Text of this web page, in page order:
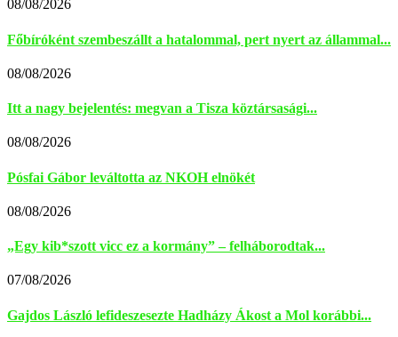
08/08/2026
Főbíróként szembeszállt a hatalommal, pert nyert az állammal...
08/08/2026
Itt a nagy bejelentés: megvan a Tisza köztársasági...
08/08/2026
Pósfai Gábor leváltotta az NKOH elnökét
08/08/2026
„Egy kib*szott vicc ez a kormány” – felháborodtak...
07/08/2026
Gajdos László lefideszesezte Hadházy Ákost a Mol korábbi...